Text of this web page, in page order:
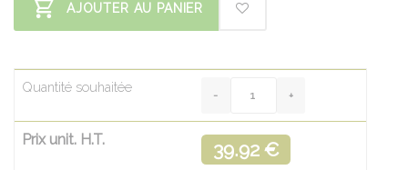
AJOUTER AU PANIER
Quantité souhaitée
Prix unit. H.T. 39.92 €